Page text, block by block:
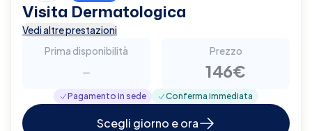
Visita Dermatologica
Vedi altre prestazioni
Prima disponibilità
-
Prezzo
146€
Pagamento in sede Conferma immediata
Scegli giorno e ora